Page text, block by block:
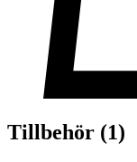
Tillbehör (1)